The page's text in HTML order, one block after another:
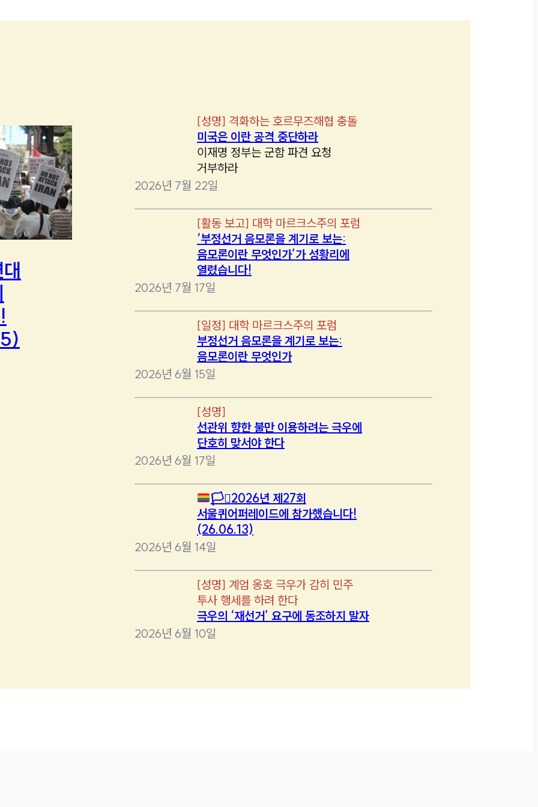
[성명] 격화하는 호르무즈해협 충돌
미국은 이란 공격 중단하라
이재명 정부는 군함 파견 요청
거부하라
2026년 7월 22일
[활동 보고] 대학 마르크스주의 포럼
‘부정선거 음모론을 계기로 보는:
음모론이란 무엇인가’가 성황리에
열렸습니다!
2026년 7월 17일
[일정] 대학 마르크스주의 포럼
부정선거 음모론을 계기로 보는:
음모론이란 무엇인가
2026년 6월 15일
[성명]
선관위 향한 불만 이용하려는 극우에
단호히 맞서야 한다
2026년 6월 17일
🏳️‍⚧️2026년 제27회
서울퀴어퍼레이드에 참가했습니다!
(26.06.13)
2026년 6월 14일
[성명] 계엄 옹호 극우가 감히 민주
투사 행세를 하려 한다
극우의 ‘재선거’ 요구에 동조하지 말자
2026년 6월 10일